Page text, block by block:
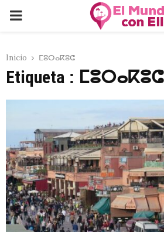
PRIMARY
Inicio ⵎⵓⵔⴰⴽⵓⵛ
Etiqueta : ⵎⵓⵔⴰⴽⵓⵛ